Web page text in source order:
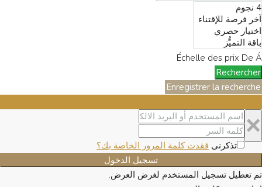
Échelle des prix De Á
Rechercher
Enregistrer la recherche
×
تذكرنى فقدت كلمة المرور الخاصة بك؟
تسجيل الدخول
تم تعطيل تسجيل المستخدم لغرض العرض.